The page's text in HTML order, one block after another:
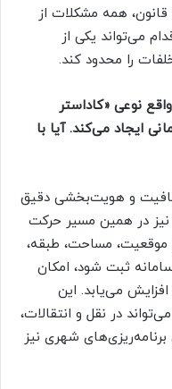
همه مشکلات از
می‌تواند یکی از
را محدود کند.
معتقدند ماده ۱۴ در واقع نوعی «کاداستر
ایجاد می‌کند. آیا با
و هویت‌بخشی دقیق
در همین مسیر حرکت
موقعیت، مساحت، طبقه،
ثبت شود، امکان
می‌یابد. این
در نقل و انتقالات،
شهری نیز